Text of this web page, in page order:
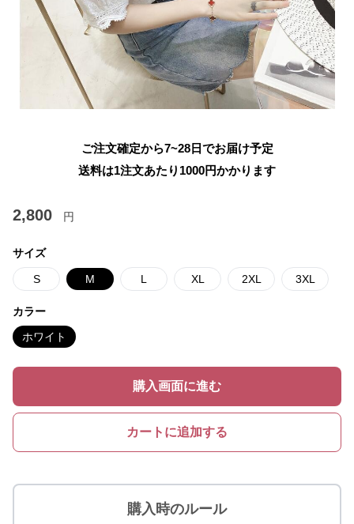
ご注文確定から7~28日でお届け予定
送料は1注文あたり 1000円かかります
2,800 円
サイズ
S M L XL 2XL 3XL
カラー
ホワイト
購入画面に進む
カートに追加する
購入時のルール